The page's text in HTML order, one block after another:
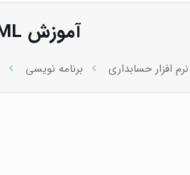
آموزش HTML
نرم افزار حسابداری برنامه نویسی